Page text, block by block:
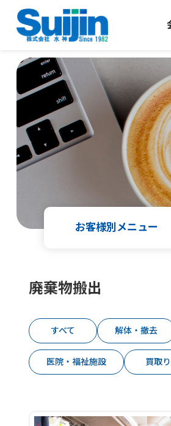
お客様別メニュー
廃棄物搬出
すべて 解体・撤去
医院・福祉施設 買取り